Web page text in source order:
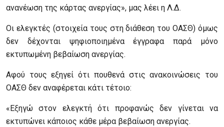
ανανέωση της κάρτας ανεργίας», μας λέει η Λ.Δ.
Οι ελεγκτές (στοιχεία τους στη διάθεση του ΟΑΣΘ) όμως
δεν δέχονται ψηφιοποιημένα έγγραφα παρά μόνο
εκτυπωμένη βεβαίωση ανεργίας.
Αφού τους εξηγεί ότι πουθενά στις ανακοινώσεις του
ΟΑΣΘ δεν αναφέρεται κάτι τέτοιο:
«Εξηγώ στον ελεγκτή ότι προφανώς δεν γίνεται να
εκτυπώνει κάποιος κάθε μέρα βεβαίωση ανεργίας.